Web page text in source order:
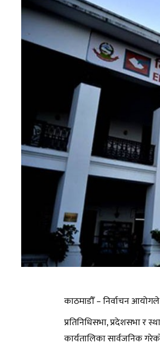
काठमाडौँ – निर्वाचन
प्रतिनिधिसभा, प्रदेशसभा र
कार्यतालिका सार्वजनिक